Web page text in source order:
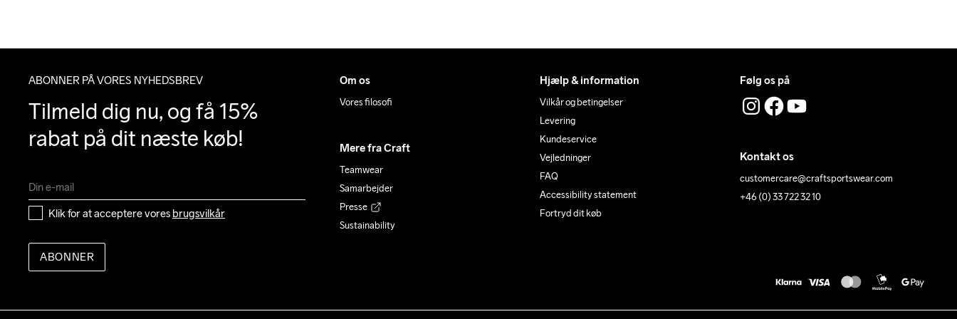
ABONNER PÅ VORES NYHEDSBREV
Tilmeld dig nu, og få 15%
rabat på dit næste køb!
Klik for at acceptere vores brugsvilkår
ABONNER
Om os
Vores filosofi
Mere fra Craft
Teamwear
Samarbejder
Presse
Sustainability
Hjælp & information
Vilkår og betingelser
Levering
Kundeservice
Vejledninger
FAQ
Accessibility statement
Fortryd dit køb
Følg os på
Kontakt os
customercare@craftsportswear.com
+46 (0) 33 722 32 10